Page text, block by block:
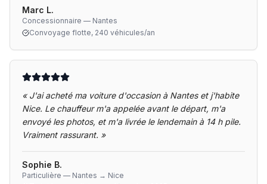
Marc L.
Concessionnaire — Nantes
Convoyage flotte, 240 véhicules/an
« J'ai acheté ma voiture d'occasion à Nantes et j'habite
Nice. Le chauffeur m'a appelée avant le départ, m'a
envoyé les photos, et m'a livrée le lendemain à 14 h pile.
Vraiment rassurant. »
Sophie B.
Particulière — Nantes → Nice